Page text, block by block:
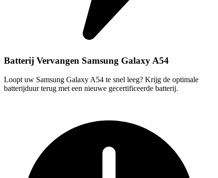
Batterij Vervangen Samsung Galaxy A54
Loopt uw Samsung Galaxy A54 te snel leeg? Krijg de optimale
batterijduur terug met een nieuwe gecertificeerde batterij.